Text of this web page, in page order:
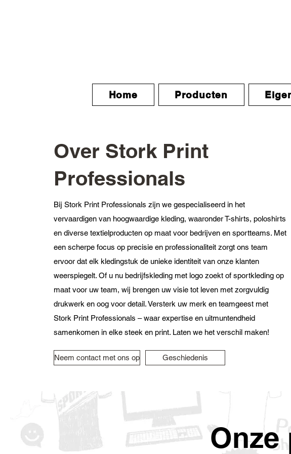
Home Producten
Over Stork Print
Professionals
Bij Stork Print Professionals zijn we gespecialiseerd in het
vervaardigen van hoogwaardige kleding, waaronder T-shirts, poloshirts
en diverse textielproducten op maat voor bedrijven en sportteams. Met
een scherpe focus op precisie en professionaliteit zorgt ons team
ervoor dat elk kledingstuk de unieke identiteit van onze klanten
weerspiegelt. Of u nu bedrijfskleding met logo zoekt of sportkleding op
maat voor uw team, wij brengen uw visie tot leven met zorgvuldig
drukwerk en oog voor detail. Versterk uw merk en teamgeest met
Stork Print Professionals – waar expertise en uitmuntendheid
samenkomen in elke steek en print. Laten we het verschil maken!
Neem contact met ons op Geschiedenis
Onze